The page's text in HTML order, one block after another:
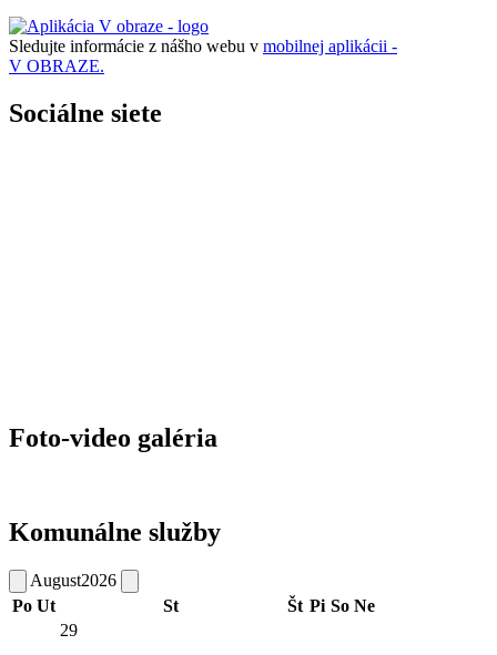
Sledujte informácie z nášho webu v mobilnej aplikácii -
V OBRAZE.
Sociálne siete
Foto-video galéria
Komunálne služby
August2026
Po Ut St Št Pi So Ne
29